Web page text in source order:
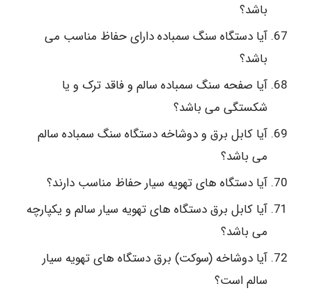
باشد؟
آیا دستگاه سنگ سمباده دارای حفاظ مناسب می
باشد؟
آیا صفحه سنگ سمباده سالم و فاقد ترک و یا
شکستگی می باشد؟
آیا کابل برق و دوشاخه دستگاه سنگ سمباده سالم
می باشد؟
آیا دستگاه های تهویه سیار حفاظ مناسب دارند؟
آیا کابل برق دستگاه های تهویه سیار سالم و یکپارچه
می باشد؟
آیا دوشاخه (سوکت) برق دستگاه های تهویه سیار
سالم است؟